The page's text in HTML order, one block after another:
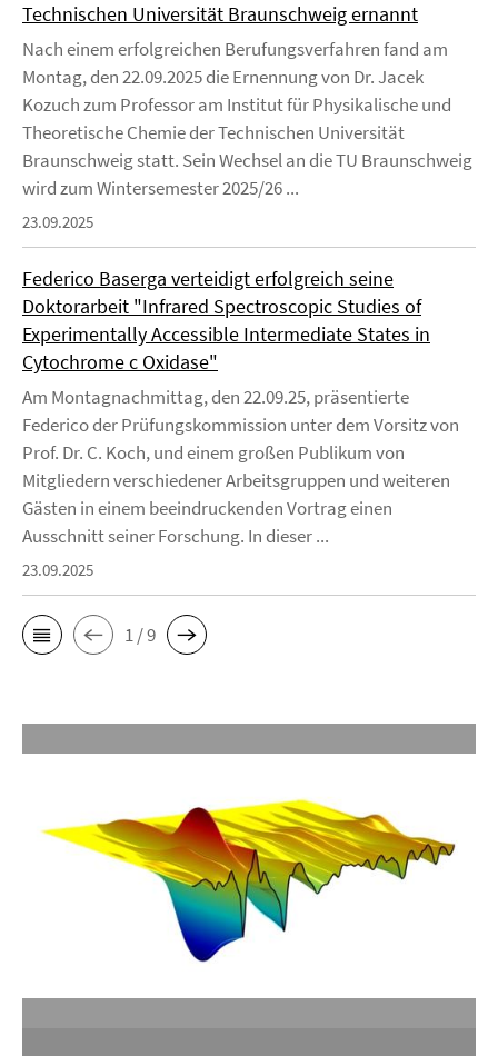
Technischen Universität Braunschweig ernannt
Nach einem erfolgreichen Berufungsverfahren fand am
Montag, den 22.09.2025 die Ernennung von Dr. Jacek
Kozuch zum Professor am Institut für Physikalische und
Theoretische Chemie der Technischen Universität
Braunschweig statt. Sein Wechsel an die TU Braunschweig
wird zum Wintersemester 2025/26 ...
23.09.2025
Federico Baserga verteidigt erfolgreich seine
Doktorarbeit "Infrared Spectroscopic Studies of
Experimentally Accessible Intermediate States in
Cytochrome c Oxidase"
Am Montagnachmittag, den 22.09.25, präsentierte
Federico der Prüfungskommission unter dem Vorsitz von
Prof. Dr. C. Koch, und einem großen Publikum von
Mitgliedern verschiedener Arbeitsgruppen und weiteren
Gästen in einem beeindruckenden Vortrag einen
Ausschnitt seiner Forschung. In dieser ...
23.09.2025
1 / 9